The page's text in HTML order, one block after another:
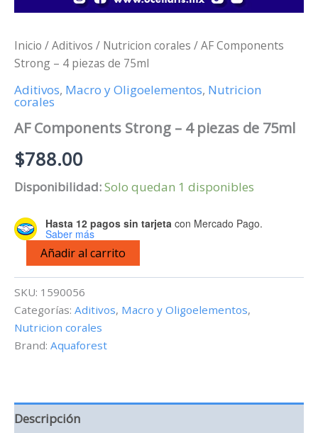
Inicio /Aditivos / Nutricion corales / AF Components
Strong – 4 piezas de 75ml
Aditivos, Macro y Oligoelementos, Nutricion
corales
AF Components Strong – 4 piezas de 75ml
$788.00
Disponibilidad:Solo quedan 1 disponibles
Hasta 12 pagos sin tarjeta con Mercado Pago.
Saber más
Components
Strong
-
piezas
de
75ml
Añadir al carrito
SKU: 1590056
Categorías: Aditivos, Macro y Oligoelementos,
Nutricion corales
Brand: Aquaforest
Descripción